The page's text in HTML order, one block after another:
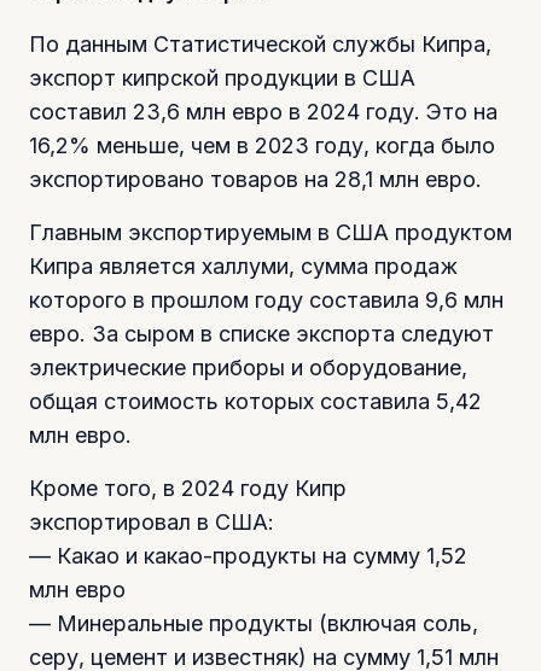
По данным Статистической службы Кипра,
экспорт кипрской продукции в США
составил 23,6 млн евро в 2024 году. Это на
16,2% меньше, чем в 2023 году, когда было
экспортировано товаров на 28,1 млн евро.
Главным экспортируемым в США продуктом
Кипра является халлуми, сумма продаж
которого в прошлом году составила 9,6 млн
евро. За сыром в списке экспорта следуют
электрические приборы и оборудование,
общая стоимость которых составила 5,42
млн евро.
Кроме того, в 2024 году Кипр
экспортировал в США:
— Какао и какао-продукты на сумму 1,52
млн евро
— Минеральные продукты (включая соль,
серу, цемент и известняк) на сумму 1,51 млн